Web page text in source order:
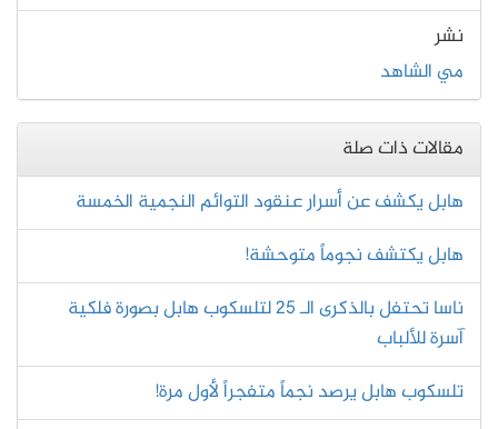
نشر
مي الشاهد
مقالات ذات صلة
هابل يكشف عن أسرار عنقود التوائم النجمية الخمسة
هابل يكتشف نجوماً متوحشة!
ناسا تحتفل بالذكرى الـ 25 لتلسكوب هابل بصورة فلكية
آسرة للألباب
تلسكوب هابل يرصد نجماً متفجراً لأول مرة!